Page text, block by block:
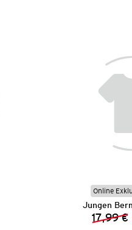
Preis:
Online
Jungen
17,99 €